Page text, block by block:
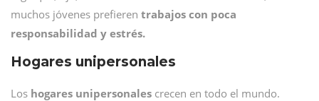
muchos jóvenes prefieren trabajos con poca
responsabilidad y estrés.
Hogares unipersonales
Los hogares unipersonales crecen en todo el mundo.